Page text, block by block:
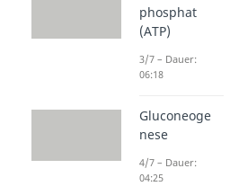
hormonelle
Die Symptome
Ursachen
Symptome
phosphat
(ATP)
3/7 – Dauer:
06:18
Gluconeoge
nese
4/7 – Dauer:
04:25